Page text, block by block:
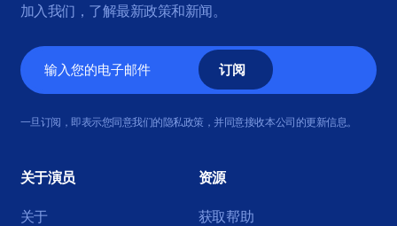
加入我们，了解最新政策和新闻。
电
子
一旦订阅，即表示您同意我们的隐私政策，并同意接收本公司的更新信息。
关于演员
关于
资源
获取帮助